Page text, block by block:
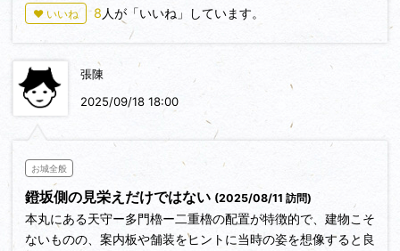
と言葉をかけたそうです。恥を忍んで秀吉に助けを求めに来た
宗麟にとって、この温かい言葉には、どんなに救われた事でし
ょうか。秀長は豊臣政権の中で本当に欠かせない存在だったよ
うですね。このシーンは大河ドラマ豊臣兄弟の中でも、必ず取
り上げられるのではないでしょうか？ 私は密かに期待してい
ます😊。
そしてその間、宗麟の子の大友義統は北上する島津家久と対峙
しますが、秀吉の命で四国から仙石秀久と長曾我部元親が援軍
に来たにもかかわらず戸次川の戦いに敗れ、大友館は焼かれて
しまいます。義統は高崎山城に逃げ込み敗走したようです。一
♥ いいね 8 人が「いいね」しています。
張陳
2025/09/18 18:00
お城全般
鐙坂側の見栄えだけではない (2025/08/11 訪問)
本丸にある天守ー多門櫓ー二重櫓の配置が特徴的で、建物こそ
ないものの、案内板や舗装をヒントに当時の姿を想像すると良